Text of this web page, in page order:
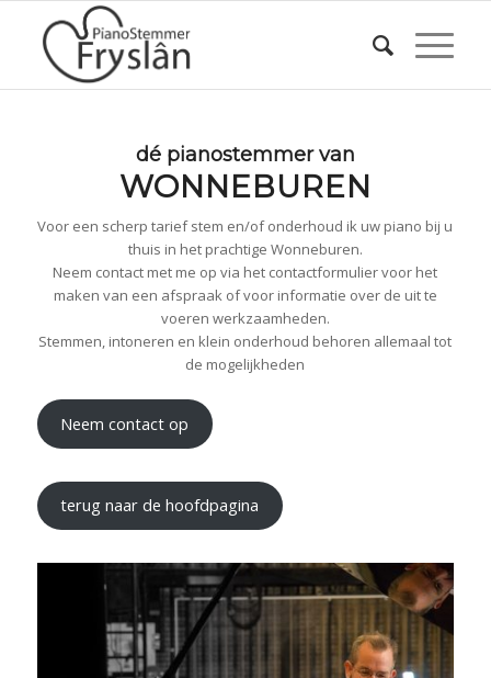
dé pianostemmer van
WONNEBUREN
Voor een scherp tarief stem en/of onderhoud ik uw piano bij u
thuis in het prachtige Wonneburen.
Neem contact met me op via het contactformulier voor het
maken van een afspraak of voor informatie over de uit te
voeren werkzaamheden.
Stemmen, intoneren en klein onderhoud behoren allemaal tot
de mogelijkheden
Neem contact op
terug naar de hoofdpagina